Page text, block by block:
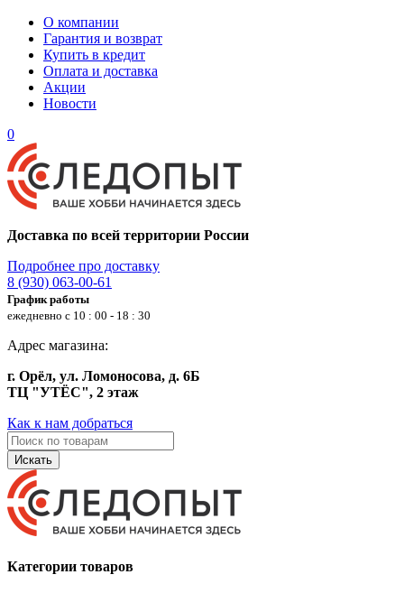
О компании
Гарантия и возврат
Купить в кредит
Оплата и доставка
Акции
Новости
0
Доставка по всей территории России
Подробнее про доставку
8 (930) 063-00-61
График работы
ежедневно с 10 : 00 - 18 : 30
Адрес магазина:
г. Орёл, ул. Ломоносова, д. 6Б
ТЦ "УТЁС", 2 этаж
Как к нам добраться
Искать
Категории товаров